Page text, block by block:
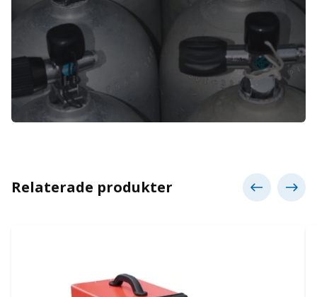
Relaterade produkter